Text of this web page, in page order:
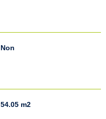
Non
54.05 m2